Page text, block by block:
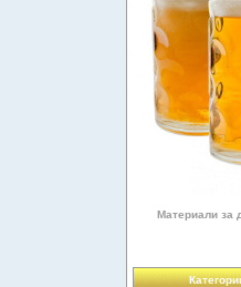
Материали за